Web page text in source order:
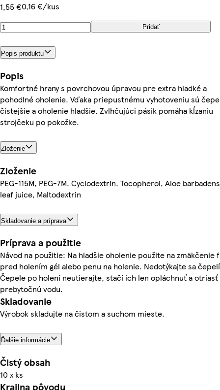
1,55 €0,16 €/kus
Pridať
Popis produktu
Popis
Komfortné hrany s povrchovou úpravou pre extra hladké a
pohodlné oholenie. Vďaka priepustnému vyhotoveniu sú
čistejšie a oholenie hladšie. Zvlhčujúci pásik pomáha kĺzaniu
strojčeku po pokožke.
Zloženie
Zloženie
PEG-115M, PEG-7M, Cyclodextrin, Tocopherol, Aloe
leaf juice, Maltodextrin
Skladovanie a príprava
Príprava a použitie
Návod na použitie: Na hladšie oholenie použite na zmäkčenie
pred holením gél alebo penu na holenie. Nedotýkajte sa
Čepele po holení neutierajte, stačí ich len opláchnuť a otriasť
prebytočnú vodu.
Skladovanie
Výrobok skladujte na čistom a suchom mieste.
Ďalšie informácie
Čistý obsah
10 x ks
Krajina pôvodu